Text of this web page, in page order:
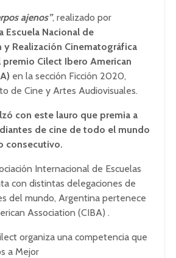
ajenos”, realizado por
Escuela Nacional de
y Realización Cinematográfica
premio Cilect Ibero American
en la sección Ficción 2020,
de Cine y Artes Audiovisuales.
con este lauro que premia a
de cine de todo el mundo
consecutivo.
Internacional de Escuelas
con distintas delegaciones de
del mundo, Argentina pertenece
Association (CIBA) .
organiza una competencia que
a Mejor